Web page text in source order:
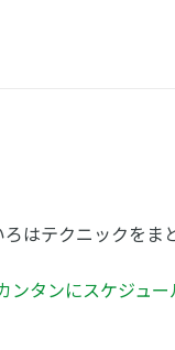
はテクニックをま
タンにスケジュー